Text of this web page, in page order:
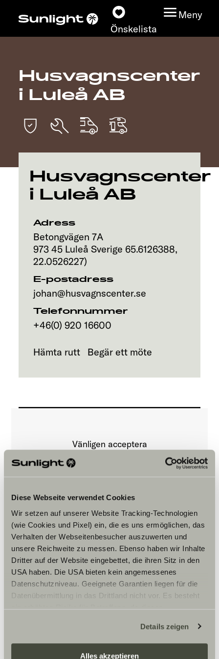
Diese Webseite verwendet Cookies
Wir setzen auf unserer Website Tracking-Technologien
(wie Cookies und Pixel) ein, die es uns ermöglichen, das
Verhalten der Webseitenbesucher auszuwerten und
unsere Reichweite zu messen. Ebenso haben wir Inhalte
Dritter auf der Website eingebettet, die ihren Sitz in den
USA haben. Die USA bieten kein angemessenes
Datenschutzniveau. Geeignete Garantien liegen für die
Datenübermittlung in das Drittland nicht vor. Es besteht
ein erhöhtes Risiko für Betroffene, da diesen
zustehen. Eingesetzte Dienstleister können Daten für
eigene Zwecke verarbeiten und mit anderen Daten
zusammenführen. Weitere Informationen finden Sie hier:
Details zeigen
Alles akzeptieren
Önskelista
Meny
Modeller
Find din Sunlight
Upptäck
Husvagnscenter
i Luleå AB
Husvagnscenter
i Luleå AB
Adress
Betongvägen 7A
973 45 Luleå Sverige 65.6126388,
22.0526227)
E-postadress
johan@husvagnscenter.se
Telefonnummer
+46(0) 920 16600
Hämta rutt Begär ett möte
Öppettider
Jeres forretnings åbningstider
Måndag-Fredag 10:00-17:00 Lördag 10:00-14:00
Vänligen acceptera
marknadsföringscookies för att se
Cookie-inställningar